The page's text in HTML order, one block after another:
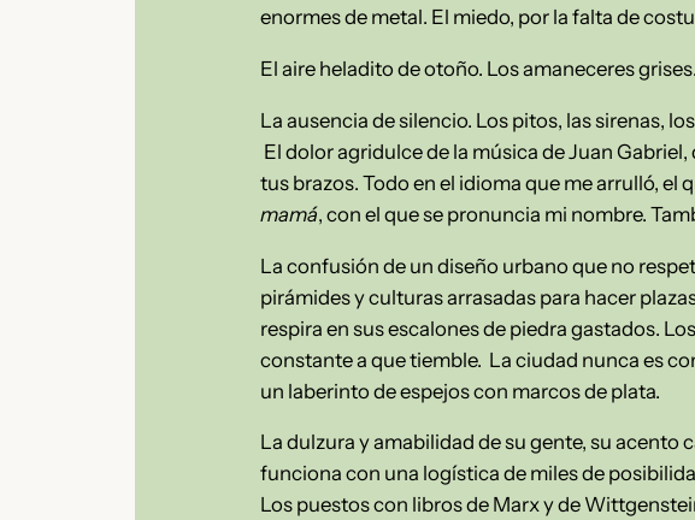
enormes de metal. El miedo, por la falta de
El aire heladito de otoño. Los amaneceres grises.
La ausencia de silencio. Los pitos, las sirenas,
El dolor agridulce de la música de Juan
tus brazos. Todo en el idioma que me arrulló, el
mamá, con el que se pronuncia mi nombre.
La confusión de un diseño urbano que no
pirámides y culturas arrasadas para hacer
respira en sus escalones de piedra gastados.
constante a que tiemble. La ciudad nunca es
un laberinto de espejos con marcos de plata.
La dulzura y amabilidad de su gente, su
funciona con una logística de miles de
Los puestos con libros de Marx y de